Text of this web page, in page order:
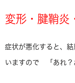
変形・腱鞘炎
症状が悪化すると、
いますので 「あれ？